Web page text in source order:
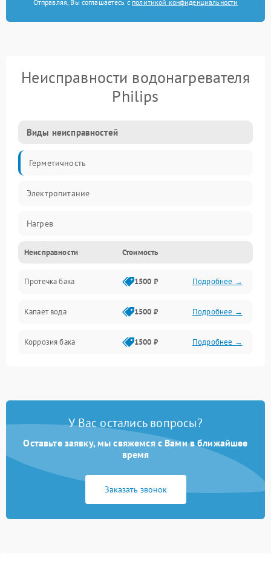
Отправляя, Вы соглашаетесь с политикой конфиденциальности
Неисправности водонагревателя
Philips
Виды неисправностей
Герметичность
Электропитание
Нагрев
Датчики
Механика
Неисправности Стоимость
Протечка бака 1500 ₽ Подробнее →
Капает вода 1500 ₽ Подробнее →
Коррозия бака 1500 ₽ Подробнее →
У Вас остались вопросы?
Оставьте заявку, мы свяжемся с Вами в ближайшее
время
Заказать звонок